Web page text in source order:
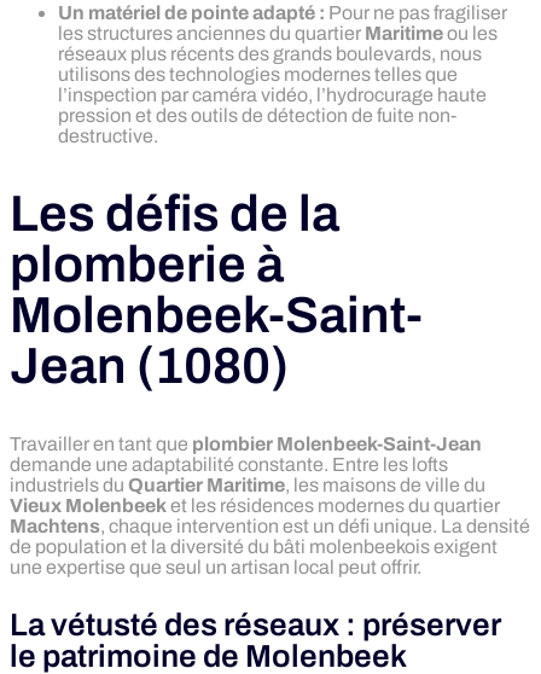
Un matériel de pointe adapté : Pour ne pas fragiliser
les structures anciennes du quartier Maritimeou les
réseaux plus récents des grands boulevards, nous
utilisons des technologies modernes telles que
l’inspection par caméra vidéo, l’hydrocurage haute
pression et des outils de détection de fuite non-
destructive.
Les défis de la
plomberie à
Molenbeek-Saint-
Jean (1080)
Travailler en tant que plombier Molenbeek-Saint-Jean
demande une adaptabilité constante. Entre les lofts
industriels du Quartier Maritime, les maisons de ville du
Vieux Molenbeeket les résidences modernes du quartier
Machtens, chaque intervention est un défi unique. La densité
de population et la diversité du bâti molenbeekois exigent
une expertise que seul un artisan local peut offrir.
La vétusté des réseaux : préserver
le patrimoine de Molenbeek